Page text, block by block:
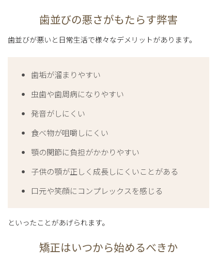
歯並びの悪さがもたらす弊害
歯並びが悪いと日常生活で様々なデメリットがあります。
歯垢が溜まりやすい
虫歯や歯周病になりやすい
発音がしにくい
食べ物が咀嚼しにくい
顎の関節に負担がかかりやすい
子供の顎が正しく成長しにくいことがある
口元や笑顔にコンプレックスを感じる
といったことがあげられます。
矯正はいつから始めるべきか